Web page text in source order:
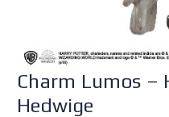
Charm Lumos –
Hedwige